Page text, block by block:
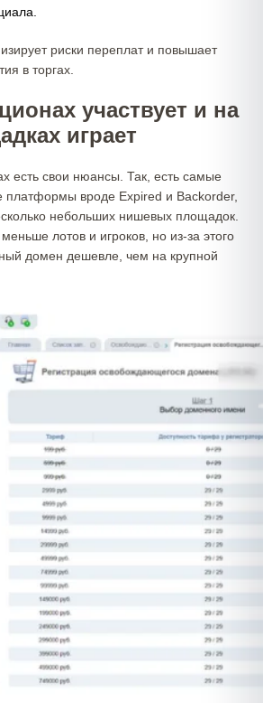
риски переплат и повышает
в торгах.
участвует и на
играет
есть свои нюансы. Так, есть самые
платформы вроде Expired и Backorder,
небольших нишевых площадок.
лотов и игроков, но из-за этого
домен дешевле, чем на крупной